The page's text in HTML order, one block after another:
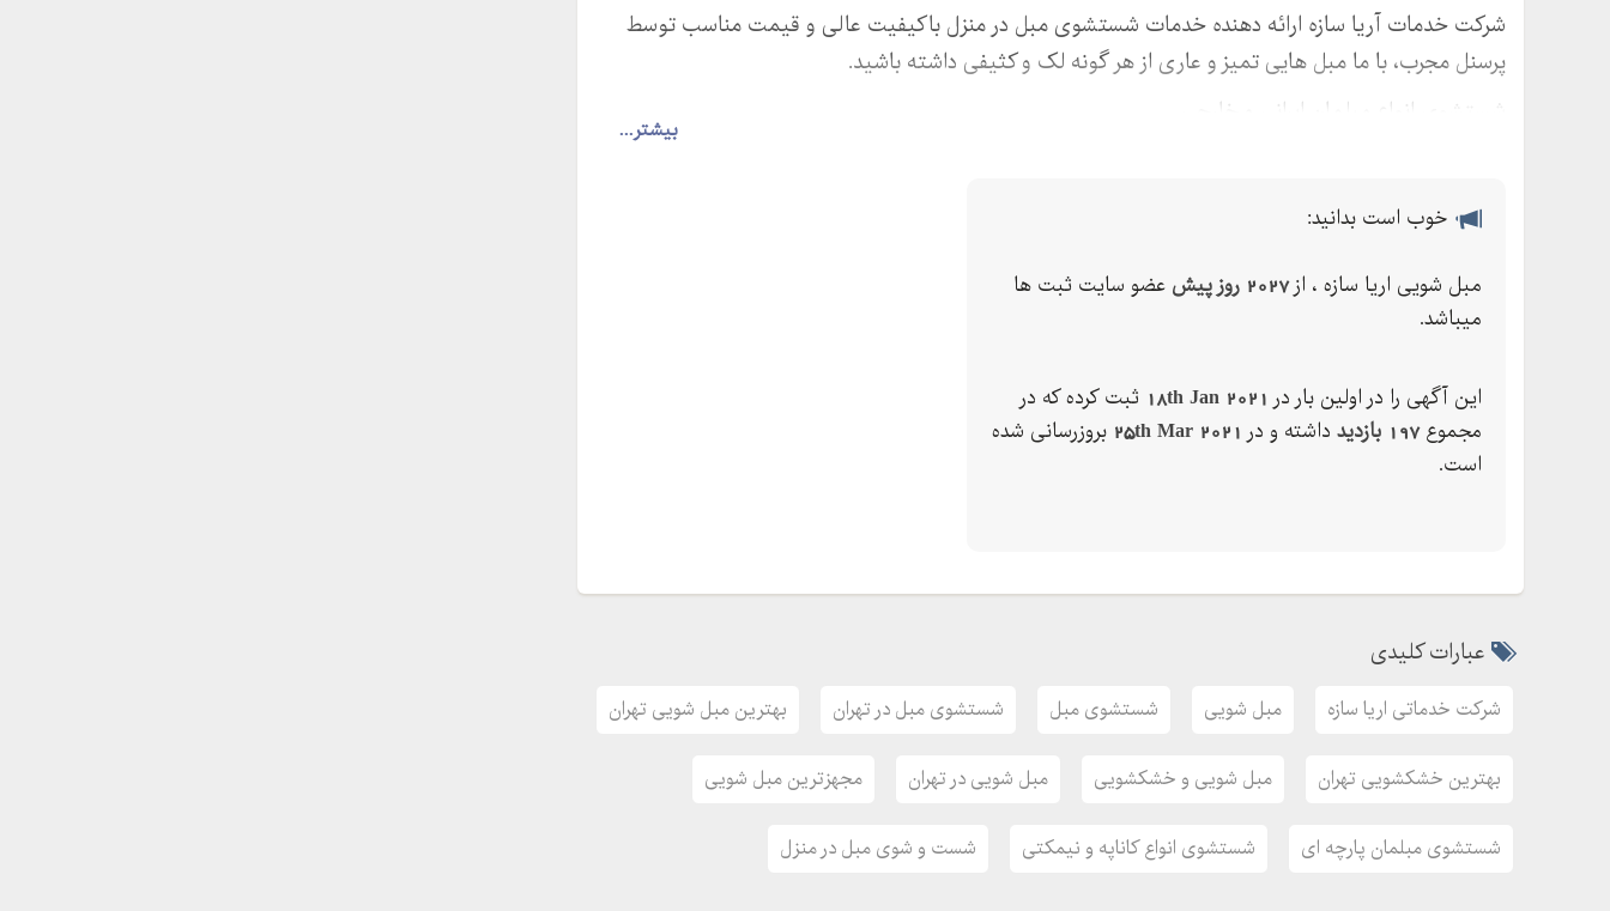
بیشتر...
شرکت خدمات آریا سازه ارائه دهنده خدمات شستشوی مبل در منزل باکیفیت عالی و قیمت مناسب توسط
پرسنل مجرب، با ما مبل هایی تمیز و عاری از هر گونه لک و کثیفی داشته باشید.
شستشوی انواع مبلمان ایرانی و خارجی
خوب است بدانید:
مبل شویی اریا سازه ، از2027 روز پیش
عضو سایت ثبت ها
میباشد.
این آگهی را در اولین بار در 18th Jan 2021 ثبت کرده که در
مجموع197 بازدید داشته و در 25th Mar 2021 بروزرسانی شده
است.
عبارات کلیدی
شرکت خدماتی اریا سازه مبل شویی شستشوی مبل شستشوی مبل در تهران بهترین مبل شویی تهران
بهترین خشکشویی تهران مبل شویی و خشکشویی مبل شویی در تهران مجهزترین مبل شویی
شستشوی مبلمان پارچه ای شستشوی انواع کاناپه و نیمکتی شست و شوی مبل در منزل